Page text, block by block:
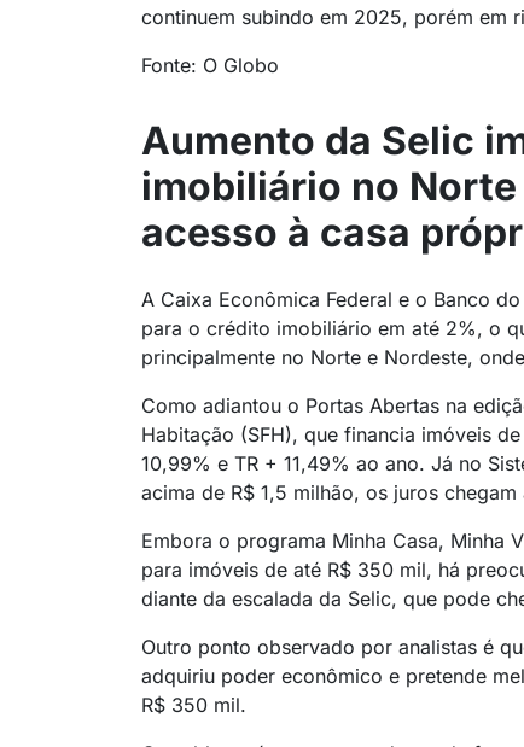
continuem subindo em 2025, porém em
Fonte: O Globo
Aumento da Selic
imobiliário no
acesso à casa
A Caixa Econômica Federal e o Banco
para o crédito imobiliário em até 2%, o
principalmente no Norte e Nordeste,
Como adiantou o Portas Abertas na
Habitação (SFH), que financia imóveis
10,99% e TR + 11,49% ao ano. Já no
acima de R$ 1,5 milhão, os juros chegam
Embora o programa Minha Casa, Minha
para imóveis de até R$ 350 mil, há
diante da escalada da Selic, que pode
Outro ponto observado por analistas é
adquiriu poder econômico e pretende
R$ 350 mil.